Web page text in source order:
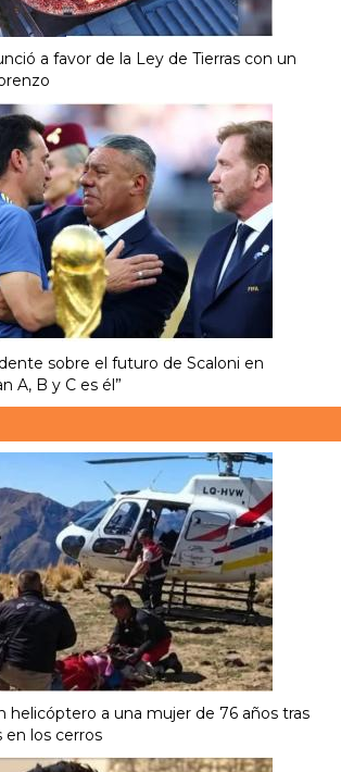
a favor de la Ley de Tierras con un
sobre el futuro de Scaloni en
A, B y C es él”
helicóptero a una mujer de 76 años tras
en los cerros